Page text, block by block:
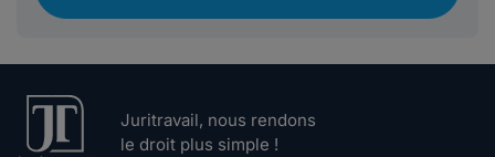
Juritravail, nous rendons
le droit plus simple !